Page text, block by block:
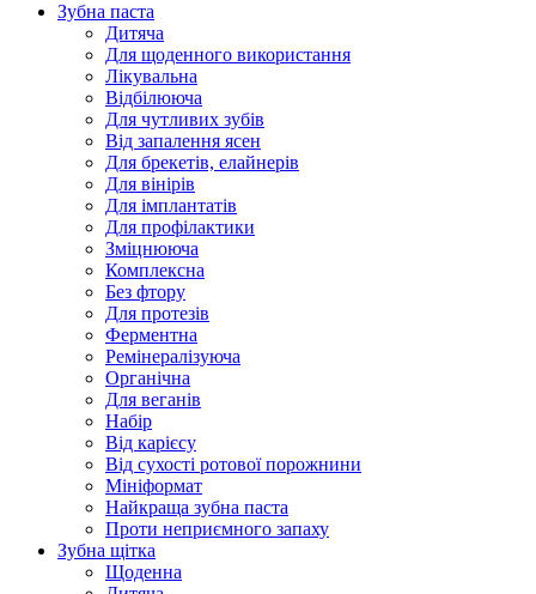
Зубна паста
Дитяча
Для щоденного використання
Лікувальна
Відбілююча
Для чутливих зубів
Від запалення ясен
Для брекетів, елайнерів
Для вінірів
Для імплантатів
Для профілактики
Зміцнююча
Комплексна
Без фтору
Для протезів
Ферментна
Ремінералізуюча
Органічна
Для веганів
Набір
Від карієсу
Від сухості ротової порожнини
Мініформат
Найкраща зубна паста
Проти неприємного запаху
Зубна щітка
Щоденна